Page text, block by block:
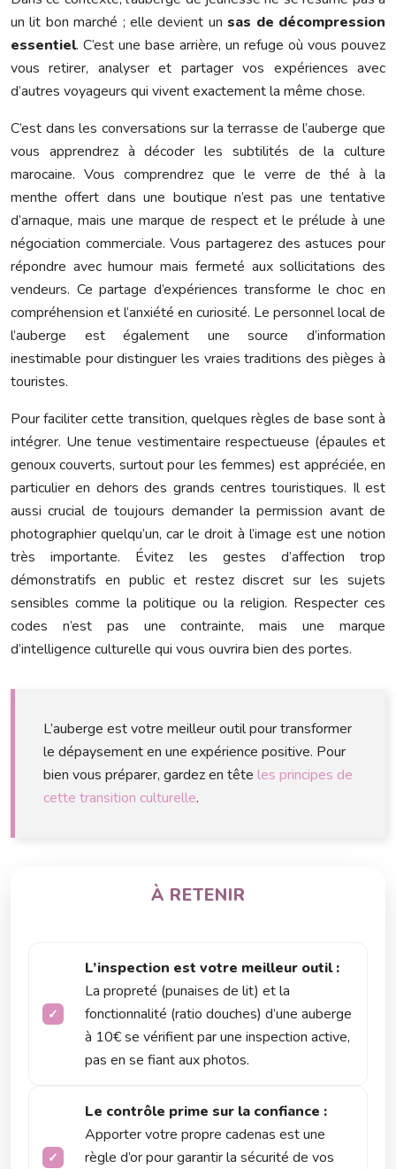
un lit bon marché ; elle devient un sas de décompression
essentiel. C’est une base arrière, un refuge où vous pouvez
vous retirer, analyser et partager vos expériences avec
d’autres voyageurs qui vivent exactement la même chose.
C’est dans les conversations sur la terrasse de l’auberge que
vous apprendrez à décoder les subtilités de la culture
marocaine. Vous comprendrez que le verre de thé à la
menthe offert dans une boutique n’est pas une tentative
d’arnaque, mais une marque de respect et le prélude à une
négociation commerciale. Vous partagerez des astuces pour
répondre avec humour mais fermeté aux sollicitations des
vendeurs. Ce partage d’expériences transforme le choc en
compréhension et l’anxiété en curiosité. Le personnel local de
l’auberge est également une source d’information
inestimable pour distinguer les vraies traditions des pièges à
touristes.
Pour faciliter cette transition, quelques règles de base sont à
intégrer. Une tenue vestimentaire respectueuse (épaules et
genoux couverts, surtout pour les femmes) est appréciée, en
particulier en dehors des grands centres touristiques. Il est
aussi crucial de toujours demander la permission avant de
photographier quelqu’un, car le droit à l’image est une notion
très importante. Évitez les gestes d’affection trop
démonstratifs en public et restez discret sur les sujets
sensibles comme la politique ou la religion. Respecter ces
codes n’est pas une contrainte, mais une marque
d’intelligence culturelle qui vous ouvrira bien des portes.
L’auberge est votre meilleur outil pour transformer
le dépaysement en une expérience positive. Pour
bien vous préparer, gardez en tête les principes de
cette transition culturelle.
À RETENIR
L’inspection est votre meilleur outil :
La propreté (punaises de lit) et la
fonctionnalité (ratio douches) d’une auberge
à 10€ se vérifient par une inspection active,
pas en se fiant aux photos.
Le contrôle prime sur la confiance :
Apporter votre propre cadenas est une
règle d’or pour garantir la sécurité de vos